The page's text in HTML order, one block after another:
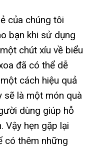
của chúng tôi
bạn khi sử dụng
chút xíu về biểu
đã có thể dễ
cách hiệu quả
sẽ là một món quà
dùng giúp hỗ
Vậy hẹn gặp lại
có thêm những